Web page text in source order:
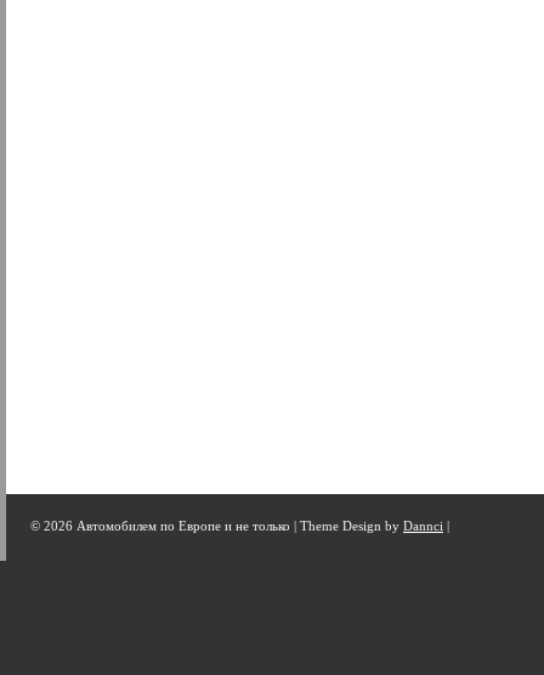
© 2026 Автомобилем по Европе и не только | Theme Design by Dannci |